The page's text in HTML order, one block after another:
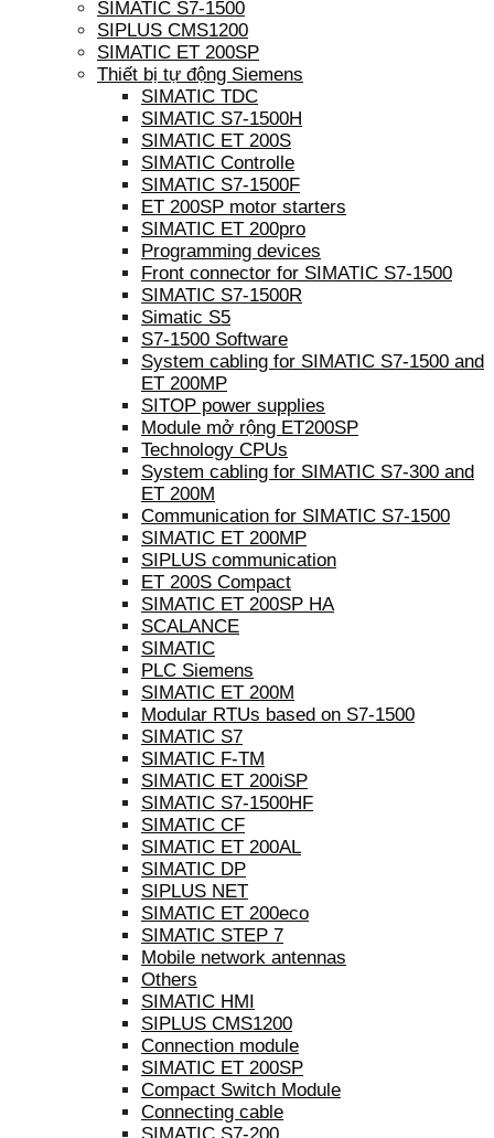
SIMATIC S7-1500
SIPLUS CMS1200
SIMATIC ET 200SP
Thiết bị tự động Siemens
SIMATIC TDC
SIMATIC S7-1500H
SIMATIC ET 200S
SIMATIC Controlle
SIMATIC S7-1500F
ET 200SP motor starters
SIMATIC ET 200pro
Programming devices
Front connector for SIMATIC S7-1500
SIMATIC S7-1500R
Simatic S5
S7-1500 Software
System cabling for SIMATIC S7-1500 and
ET 200MP
SITOP power supplies
Module mở rộng ET200SP
Technology CPUs
System cabling for SIMATIC S7-300 and
ET 200M
Communication for SIMATIC S7-1500
SIMATIC ET 200MP
SIPLUS communication
ET 200S Compact
SIMATIC ET 200SP HA
SCALANCE
SIMATIC
PLC Siemens
SIMATIC ET 200M
Modular RTUs based on S7-1500
SIMATIC S7
SIMATIC F-TM
SIMATIC ET 200iSP
SIMATIC S7-1500HF
SIMATIC CF
SIMATIC ET 200AL
SIMATIC DP
SIPLUS NET
SIMATIC ET 200eco
SIMATIC STEP 7
Mobile network antennas
Others
SIMATIC HMI
SIPLUS CMS1200
Connection module
SIMATIC ET 200SP
Compact Switch Module
Connecting cable